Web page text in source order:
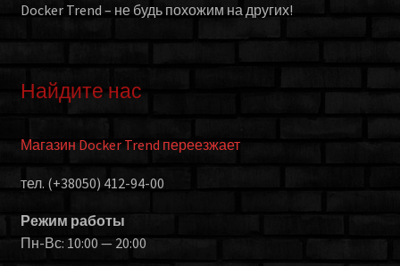
Docker Trend – не будь похожим на других!
Найдите нас
Магазин Docker Trend переезжает
тел. (+38050) 412-94-00
Режим работы
Пн-Вс: 10:00 — 20:00